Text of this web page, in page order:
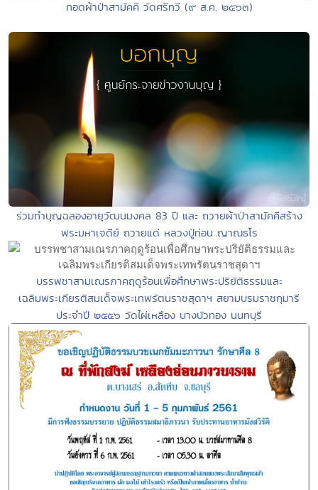
ทอดผ้าป่าสามัคคี วัดศรีทวี (๙ ส.ค. ๒๕๖๓)
ร่วมทำบุญฉลองอายุวัฒนมงคล 83 ปี และ ถวายผ้าป่าสามัคคีสร้าง
พระมหาเจดีย์ ถวายแด่ หลวงปู่ท่อน ญาณธโร
บรรพชาสามเณรภาคฤดูร้อนเพื่อศึกษาพระปริยัติธรรมและ
เฉลิมพระเกียรติสมเด็จพระเทพรัตนราชสุดาฯ สยามบรมราชกุมารี
ประจำปี ๒๕๕๖ วัดไผ่เหลือง บางบัวทอง นนทบุรี